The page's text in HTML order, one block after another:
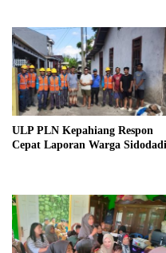
ULP PLN Kepahiang Respon
Cepat Laporan Warga Sidodadi